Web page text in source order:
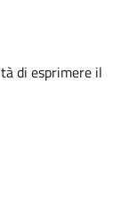
di esprimere il